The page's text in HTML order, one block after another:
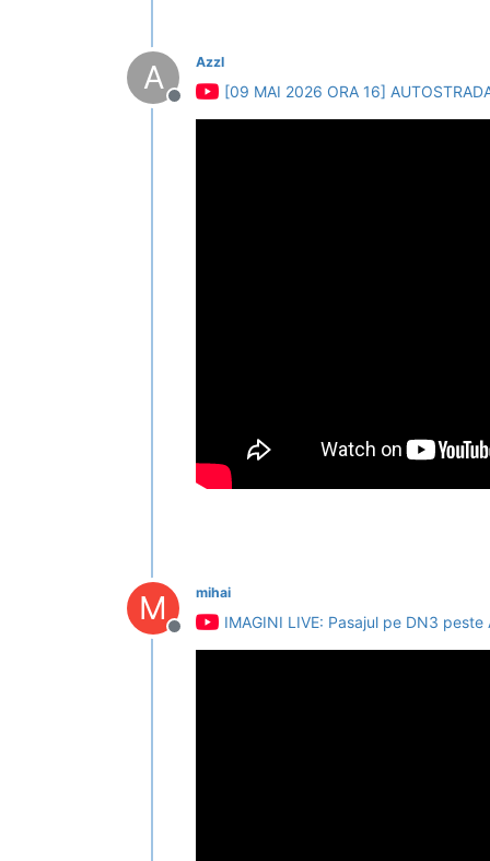
A
Deconectat
Azzl
[09 MAI 2026 ORA 16]
M
Deconectat
mihai
IMAGINI LIVE: Pasajul pe DN3